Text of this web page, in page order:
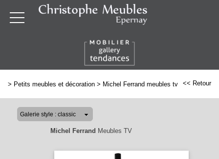
> Petits meubles et décoration > Michel Ferrand meubles tv << Retour
Michel Ferrand Meubles TV